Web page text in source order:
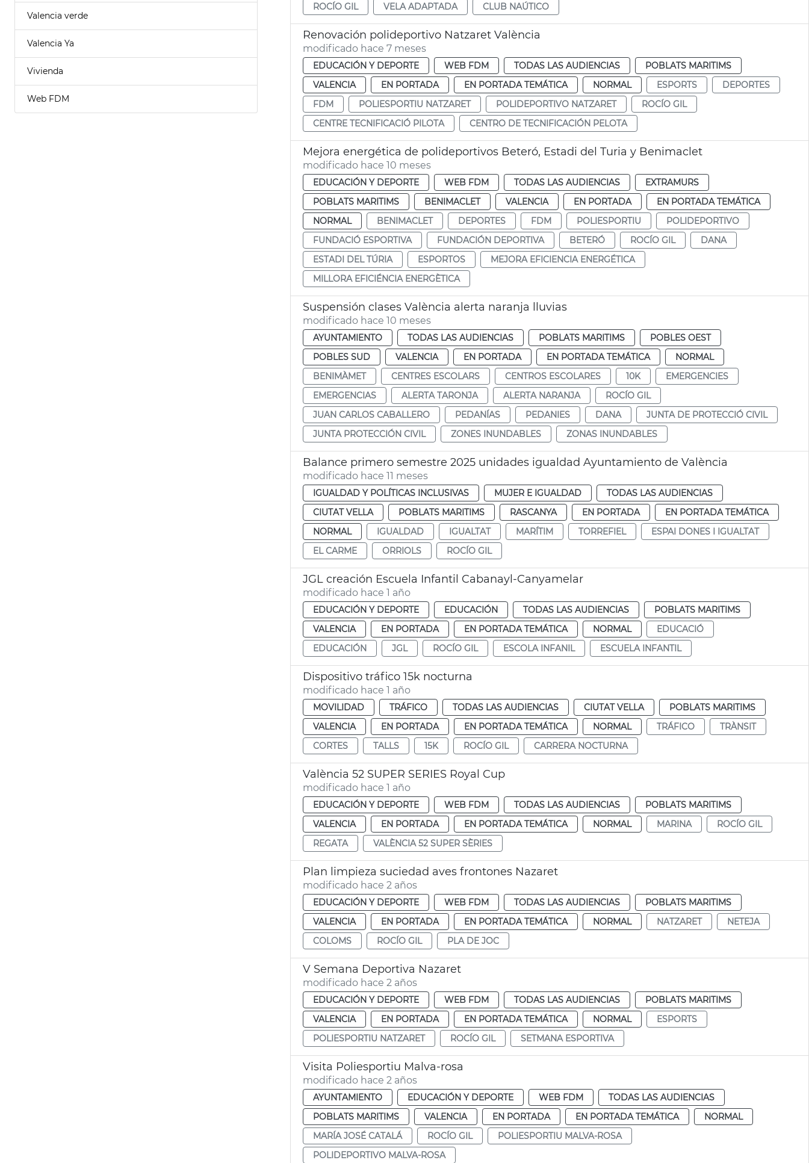
Valencia verde
Valencia Ya
Vivienda
Web FDM
ROCÍO GIL
VELA ADAPTADA CLUB NAÚTICO
Renovación polideportivo Natzaret València
modificado hace 7 meses
EDUCACIÓN Y DEPORTE WEB FDM TODAS LAS AUDIENCIAS
POBLATS MARITIMS
VALENCIA
EN PORTADA EN PORTADA TEMÁTICA NORMAL ESPORTS
DEPORTES
FDM
POLIESPORTIU NATZARET POLIDEPORTIVO NATZARET
ROCÍO GIL
CENTRE TECNIFICACIÓ PILOTA
CENTRO DE TECNIFICACIÓN PELOTA
Mejora energética de polideportivos Beteró, Estadi del Turia y Benimaclet
modificado hace 10 meses
EDUCACIÓN Y DEPORTE WEB FDM TODAS LAS AUDIENCIAS
EXTRAMURS
POBLATS MARITIMS
BENIMACLET VALENCIA EN PORTADA
EN PORTADA TEMÁTICA
NORMAL
BENIMACLET DEPORTES FDM POLIESPORTIU
POLIDEPORTIVO
FUNDACIÓ ESPORTIVA
FUNDACIÓN DEPORTIVA BETERÓ ROCÍO GIL
DANA
ESTADI DEL TÚRIA
ESPORTOS
MEJORA EFICIENCIA ENERGÉTICA
MILLORA EFICIÉNCIA ENERGÈTICA
Suspensión clases València alerta naranja lluvias
modificado hace 10 meses
AYUNTAMIENTO TODAS LAS AUDIENCIAS POBLATS MARITIMS
POBLES OEST
POBLES SUD
VALENCIA EN PORTADA EN PORTADA TEMÁTICA
NORMAL
BENIMÀMET
CENTRES ESCOLARS CENTROS ESCOLARES 10K
EMERGENCIES
EMERGENCIAS
ALERTA TARONJA ALERTA NARANJA
ROCÍO GIL
JUAN CARLOS CABALLERO
PEDANÍAS PEDANIES DANA
JUNTA DE PROTECCIÓ CIVIL
JUNTA PROTECCIÓN CIVIL
ZONES INUNDABLES ZONAS INUNDABLES
Balance primero semestre 2025 unidades igualdad Ayuntamiento de València
modificado hace 11 meses
IGUALDAD Y POLÍTICAS INCLUSIVAS MUJER E IGUALDAD
TODAS LAS AUDIENCIAS
CIUTAT VELLA
POBLATS MARITIMS RASCANYA EN PORTADA
EN PORTADA TEMÁTICA
NORMAL
IGUALDAD IGUALTAT MARÍTIM TORREFIEL
ESPAI DONES I IGUALTAT
EL CARME
ORRIOLS ROCÍO GIL
JGL creación Escuela Infantil Cabanayl-Canyamelar
modificado hace 1 año
EDUCACIÓN Y DEPORTE EDUCACIÓN TODAS LAS AUDIENCIAS
POBLATS MARITIMS
VALENCIA
EN PORTADA EN PORTADA TEMÁTICA NORMAL
EDUCACIÓ
EDUCACIÓN
JGL ROCÍO GIL ESCOLA INFANIL ESCUELA INFANTIL
Dispositivo tráfico 15k nocturna
modificado hace 1 año
MOVILIDAD TRÁFICO TODAS LAS AUDIENCIAS CIUTAT VELLA
POBLATS MARITIMS
VALENCIA
EN PORTADA EN PORTADA TEMÁTICA NORMAL TRÁFICO
TRÀNSIT
CORTES
TALLS 15K ROCÍO GIL CARRERA NOCTURNA
València 52 SUPER SERIES Royal Cup
modificado hace 1 año
EDUCACIÓN Y DEPORTE WEB FDM TODAS LAS AUDIENCIAS
POBLATS MARITIMS
VALENCIA
EN PORTADA EN PORTADA TEMÁTICA NORMAL MARINA
ROCÍO GIL
REGATA
VALÈNCIA 52 SUPER SÈRIES
Plan limpieza suciedad aves frontones Nazaret
modificado hace 2 años
EDUCACIÓN Y DEPORTE WEB FDM TODAS LAS AUDIENCIAS
POBLATS MARITIMS
VALENCIA
EN PORTADA EN PORTADA TEMÁTICA NORMAL NATZARET
NETEJA
COLOMS
ROCÍO GIL PLA DE JOC
V Semana Deportiva Nazaret
modificado hace 2 años
EDUCACIÓN Y DEPORTE WEB FDM TODAS LAS AUDIENCIAS
POBLATS MARITIMS
VALENCIA
EN PORTADA EN PORTADA TEMÁTICA NORMAL
ESPORTS
POLIESPORTIU NATZARET
ROCÍO GIL SETMANA ESPORTIVA
Visita Poliesportiu Malva-rosa
modificado hace 2 años
AYUNTAMIENTO EDUCACIÓN Y DEPORTE WEB FDM
TODAS LAS AUDIENCIAS
POBLATS MARITIMS
VALENCIA EN PORTADA EN PORTADA TEMÁTICA
NORMAL
MARÍA JOSÉ CATALÁ
ROCÍO GIL
POLIESPORTIU MALVA-ROSA
POLIDEPORTIVO MALVA-ROSA